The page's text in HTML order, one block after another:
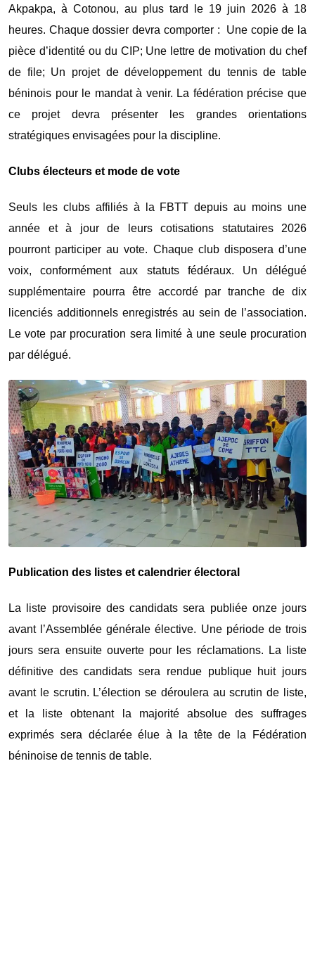
Akpakpa, à Cotonou, au plus tard le 19 juin 2026 à 18
heures. Chaque dossier devra comporter : Une copie de la
pièce d’identité ou du CIP; Une lettre de motivation du chef
de file; Un projet de développement du tennis de table
béninois pour le mandat à venir. La fédération précise que
ce projet devra présenter les grandes orientations
stratégiques envisagées pour la discipline.
Clubs électeurs et mode de vote
Seuls les clubs affiliés à la FBTT depuis au moins une
année et à jour de leurs cotisations statutaires 2026
pourront participer au vote. Chaque club disposera d’une
voix, conformément aux statuts fédéraux. Un délégué
supplémentaire pourra être accordé par tranche de dix
licenciés additionnels enregistrés au sein de l’association.
Le vote par procuration sera limité à une seule procuration
par délégué.
Publication des listes et calendrier électoral
La liste provisoire des candidats sera publiée onze jours
avant l’Assemblée générale élective. Une période de trois
jours sera ensuite ouverte pour les réclamations. La liste
définitive des candidats sera rendue publique huit jours
avant le scrutin. L’élection se déroulera au scrutin de liste,
et la liste obtenant la majorité absolue des suffrages
exprimés sera déclarée élue à la tête de la Fédération
béninoise de tennis de table.